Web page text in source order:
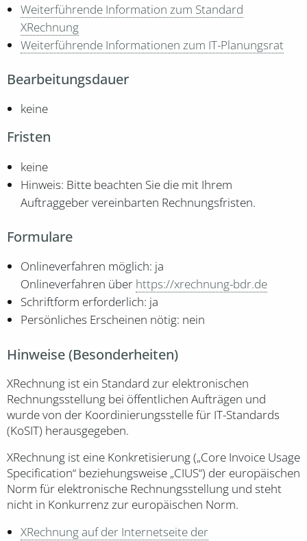
Weiterführende Information zum Standard
XRechnung
Weiterführende Informationen zum IT-Planungsrat
Bearbeitungsdauer
keine
Fristen
keine
Hinweis: Bitte beachten Sie die mit Ihrem
Auftraggeber vereinbarten Rechnungsfristen.
Formulare
Onlineverfahren möglich: ja
Onlineverfahren über https://xrechnung-bdr.de
Schriftform erforderlich: ja
Persönliches Erscheinen nötig: nein
Hinweise (Besonderheiten)
XRechnung ist ein Standard zur elektronischen
Rechnungsstellung bei öffentlichen Aufträgen und
wurde von der Koordinierungsstelle für IT-Standards
(KoSIT) herausgegeben.
XRechnung ist eine Konkretisierung („Core Invoice Usage
Specification“ beziehungsweise „CIUS“) der europäischen
Norm für elektronische Rechnungsstellung und steht
nicht in Konkurrenz zur europäischen Norm.
XRechnung auf der Internetseite der